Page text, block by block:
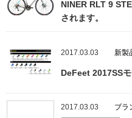
NINER RLT 9
されます。
2017.03.03 新製
DeFeet 2017SS
2017.03.03 ブラ